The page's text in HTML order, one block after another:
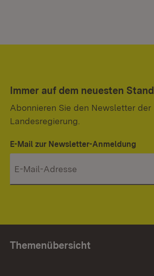
Immer auf dem neuesten Stand
Abonnieren Sie den Newsletter der
Landesregierung.
E-Mail zur Newsletter-Anmeldung
Themenübersicht